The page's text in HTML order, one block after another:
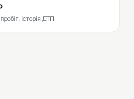
історія ДТП